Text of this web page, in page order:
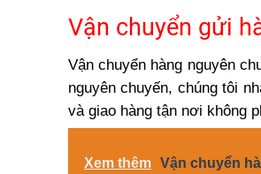
Vận chuyển gửi
Vận chuyển hàng nguyên
nguyên chuyến, chúng tôi
và giao hàng tận nơi không
Xem thêm Vận chuyển